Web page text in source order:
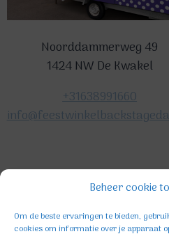
Beheer cookie
Om de beste ervaringen te bieden,
cookies om informatie over je apparaat
Noorddammerweg 49
1424 NW De Kwakel
+31638991660
©2025 TeDa-design